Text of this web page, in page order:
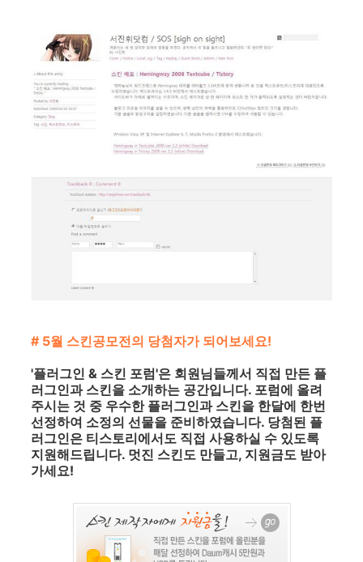
# 5월 스킨공모전의 당첨자가 되어보세요!
'플러그인 & 스킨 포럼'은 회원님들께서 직접 만든 플
러그인과 스킨을 소개하는 공간입니다. 포럼에 올려
주시는 것 중 우수한 플러그인과 스킨을 한달에 한번
선정하여 소정의 선물을 준비하였습니다. 당첨된 플
러그인은 티스토리에서도 직접 사용하실 수 있도록
지원해드립니다. 멋진 스킨도 만들고, 지원금도 받아
가세요!